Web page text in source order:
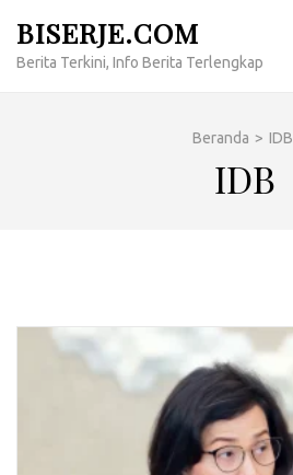
konten
BISERJE.COM
Berita Terkini, Info Berita Terlengkap
Beranda > IDB
IDB